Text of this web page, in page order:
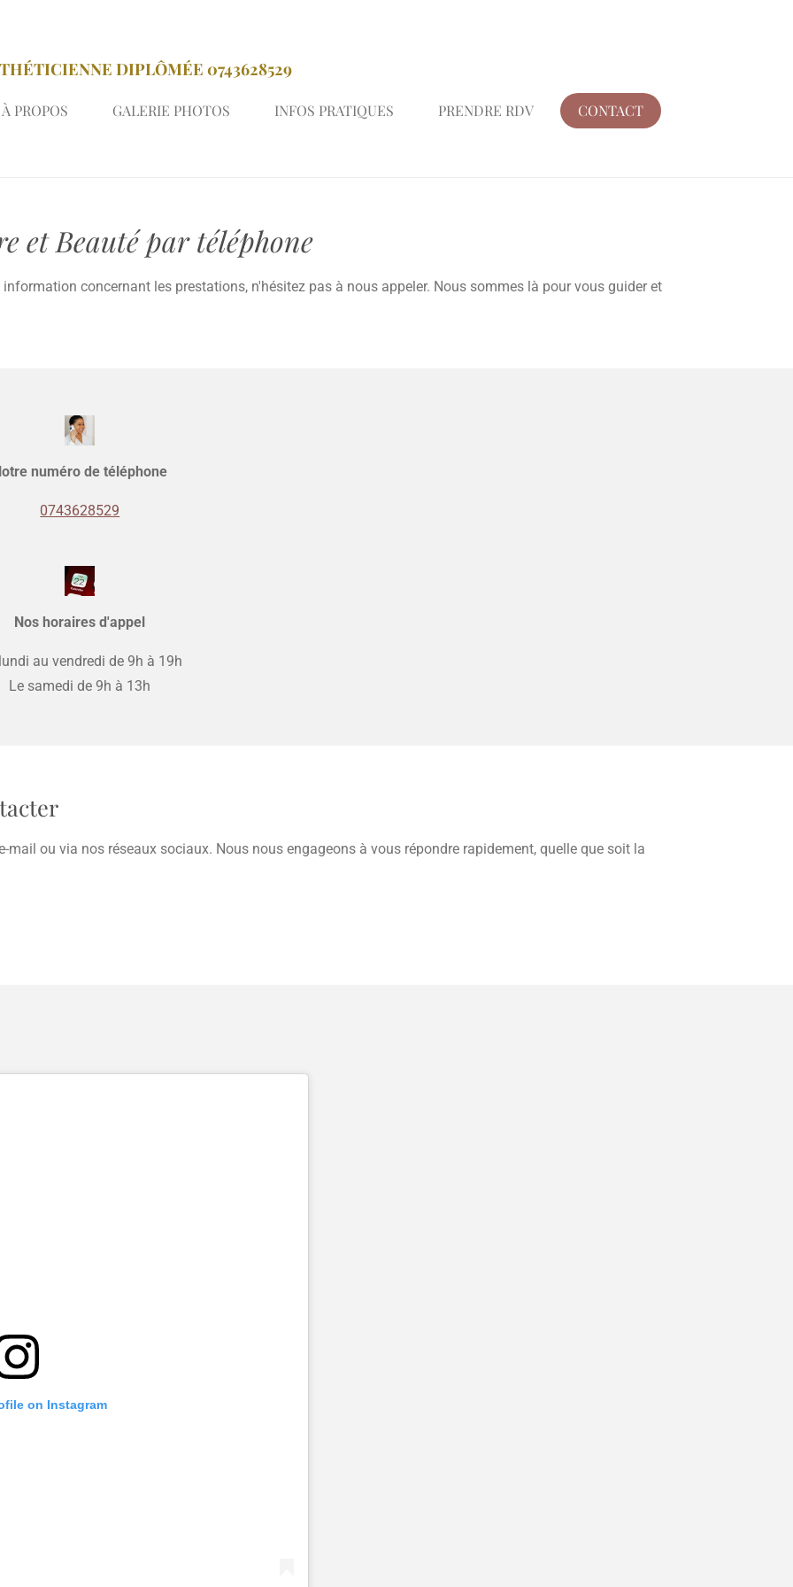
DIPLÔMÉE 0743628529
À PROPOS GALERIE PHOTOS INFOS PRATIQUES PRENDRE RDV CONTACT
et Beauté par téléphone
concernant les prestations, n'hésitez pas à nous appeler. Nous sommes là pour vous guider et
numéro de téléphone
0743628529
Nos horaires d'appel
au vendredi de 9h à 19h
Le samedi de 9h à 13h
mail ou via nos réseaux sociaux. Nous nous engageons à vous répondre rapidement, quelle que soit la
on Instagram